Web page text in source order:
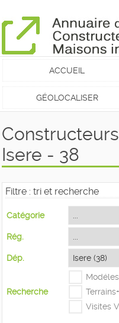
ACCUEIL
GÉOLOCALISER
Isere - 38
Filtre : tri et recherche
Catégorie
Rég.
Dép.
Recherche
Modéles
Visites